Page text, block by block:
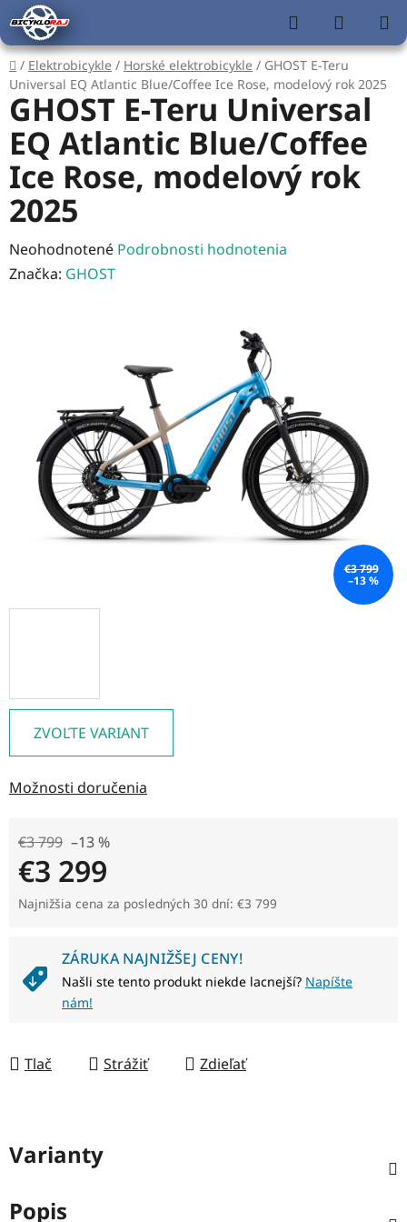
Prejsť
na
obsah
Hľadať
KOŠÍK
Domov
/ Elektrobicykle / Horské elektrobicykle / GHOST E-Teru
Universal EQ Atlantic Blue/Coffee Ice Rose, modelový rok 2025
ZVOĽTE VARIANT
Možnosti doručenia
€3 799 –13 %
€3 299
Jednotková cena:
Najnižšia cena za posledných 30 dní: €3 799
ZÁRUKA NAJNIŽŠEJ CENY!
Našli ste tento produkt niekde lacnejší? Napíšte
nám!
Tlač Strážiť Zdieľať
GHOST E-Teru Universal
EQ Atlantic Blue/Coffee
Ice Rose, modelový rok
2025
Priemerné
hodnotenie
hviezdičiek.
Neohodnotené Podrobnosti hodnotenia
Značka: GHOST
€3 799
–13 %
Varianty
Popis